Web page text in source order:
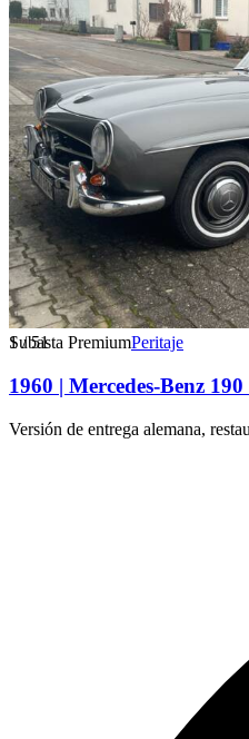
1/51
Subasta PremiumPeritaje
1960 | Mercedes-Benz
Versión de entrega alemana,